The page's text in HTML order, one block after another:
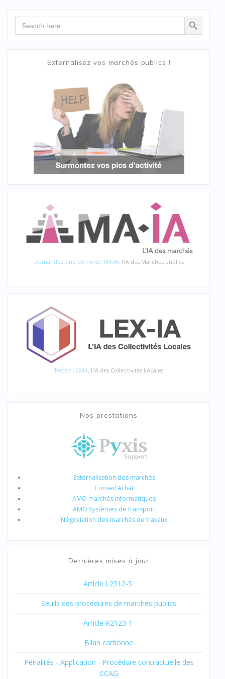
Search Search Button
Externalisez vos marchés publics !
Demandez une démo de MA-IA, l'IA des Marchés publics
Testez LEX-IA, l'IA des Collectivités Locales
Nos prestations
Externalisation des marchés
Conseil Achat
AMO marchés informatiques
AMO Systèmes de transport
Négociation des marchés de travaux
Dernières mises à jour
Article L2512-5
Seuils des procédures de marchés publics
Article R2123-1
Bilan carbonne
Pénalités - Application - Procédure contractuelle des
CCAG